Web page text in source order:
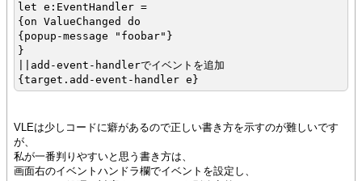
let e:EventHandler =
{on ValueChanged do
{popup-message "foobar"}
}
||add-event-handlerでイベントを追加
{target.add-event-handler e}
VLEは少しコードに癖があるので正しい書き方を示すのが難しいです
が、
私が一番判りやすいと思う書き方は、
画面右のイベントハンドラ欄でイベントを設定し、